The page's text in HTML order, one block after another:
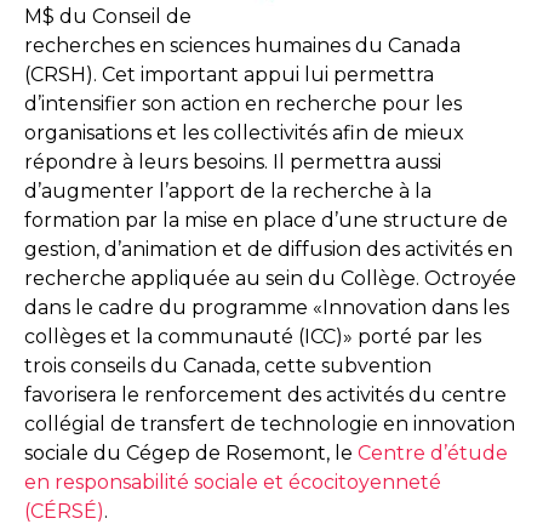
M$ du Conseil de
recherches en sciences humaines du Canada
(CRSH). Cet important appui lui permettra
d’intensifier son action en recherche pour les
organisations et les collectivités afin de mieux
répondre à leurs besoins. Il permettra aussi
d’augmenter l’apport de la recherche à la
formation par la mise en place d’une structure de
gestion, d’animation et de diffusion des activités en
recherche appliquée au sein du Collège. Octroyée
dans le cadre du programme «Innovation dans les
collèges et la communauté (ICC)» porté par les
trois conseils du Canada, cette subvention
favorisera le renforcement des activités du centre
collégial de transfert de technologie en innovation
sociale du Cégep de Rosemont, le Centre d’étude
en responsabilité sociale et écocitoyenneté
(CÉRSÉ).